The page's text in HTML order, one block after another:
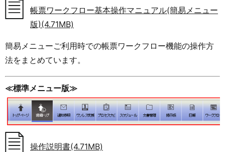
帳票ワークフロー基本操作マニュアル(簡易メニュー
版)(4.71MB)
簡易メニューご利用時での帳票ワークフロー機能の操作方
法をまとめています。
≪標準メニュー版≫
操作説明書(4.71MB)